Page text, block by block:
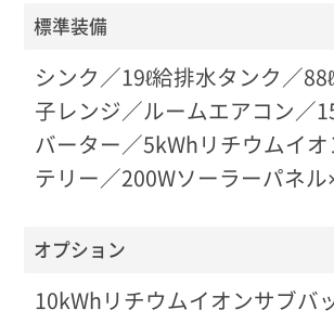
標準装備
シンク／19ℓ給排水タンク／
子レンジ／ルームエアコン／
バーター／5kWhリチウムイ
テリー／200Wソーラーパネル
オプション
10kWhリチウムイオンサブバ